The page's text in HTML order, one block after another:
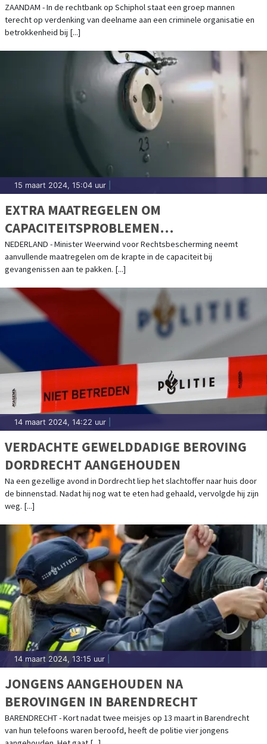
ZAANDAM - In de rechtbank op Schiphol staat een groep mannen
terecht op verdenking van deelname aan een criminele organisatie en
betrokkenheid bij [...]
15 maart 2024, 15:04 uur
EXTRA MAATREGELEN OM
CAPACITEITSPROBLEMEN
GEVANGENISSEN AAN TE PAKKEN
NEDERLAND - Minister Weerwind voor Rechtsbescherming neemt
aanvullende maatregelen om de krapte in de capaciteit bij
gevangenissen aan te pakken. [...]
14 maart 2024, 14:22 uur
VERDACHTE GEWELDDADIGE BEROVING
DORDRECHT AANGEHOUDEN
Na een gezellige avond in Dordrecht liep het slachtoffer naar huis door
de binnenstad. Nadat hij nog wat te eten had gehaald, vervolgde hij zijn
weg. [...]
14 maart 2024, 13:15 uur
JONGENS AANGEHOUDEN NA
BEROVINGEN IN BARENDRECHT
BARENDRECHT - Kort nadat twee meisjes op 13 maart in Barendrecht
van hun telefoons waren beroofd, heeft de politie vier jongens